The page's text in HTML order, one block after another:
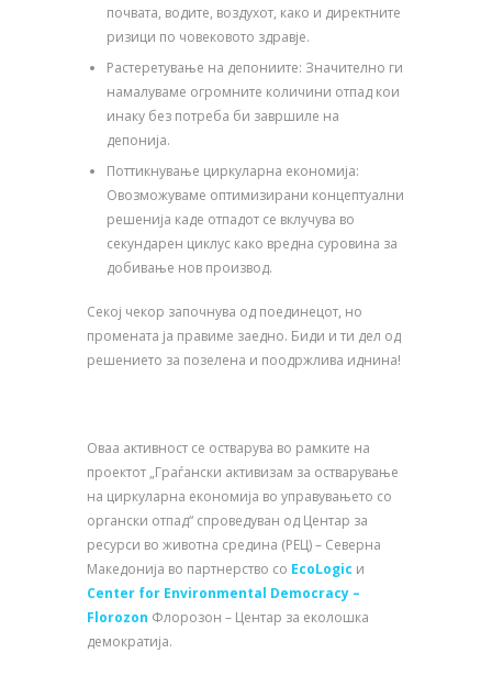
почвата, водите, воздухот, како и директните
ризици по човековото здравје.
Растеретување на депониите: Значително ги
намалуваме огромните количини отпад кои
инаку без потреба би завршиле на
депонија.
Поттикнување циркуларна економија:
Овозможуваме оптимизирани концептуални
решенија каде отпадот се вклучува во
секундарен циклус како вредна суровина за
добивање нов производ.
Секој чекор започнува од поединецот, но
промената ја правиме заедно. Биди и ти дел од
решението за позелена и поодржлива иднина!
Оваа активност се остварува во рамките на
проектот „Граѓански активизам за остварување
на циркуларна економија во управувањето со
органски отпад“ спроведуван од Центар за
ресурси во животна средина (РЕЦ) – Северна
Македонија во партнерство со EcoLogic и
Center for Environmental Democracy –
Florozon Флорозон – Центар за еколошка
демократија.